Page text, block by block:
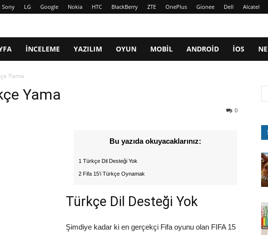
Sony LG Google Nokia HTC BlackBerry ZTE OnePlus Gionee Dell Alcatel
İNCELEME YAZILIM OYUN MOBIL ANDROID IOS
Yama
Yama
0
Bu yazıda okuyacaklarınız:
1 Türkçe Dil Desteği Yok
2 Fifa 15’i Türkçe Oynamak
Türkçe Dil Desteği Yok
Şimdiye kadar ki en gerçekçi Fifa oyunu olan FIFA 15